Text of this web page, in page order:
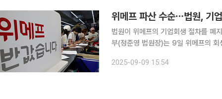
위메프 파산 수순⋯법원, 기
법원이 위메프의 기업회생 절차를 폐지하면서
부(정준영 법원장)는 9일 위메프의
가치(청산가치)보다 유지하는 가치(
2025-09-09 15:54